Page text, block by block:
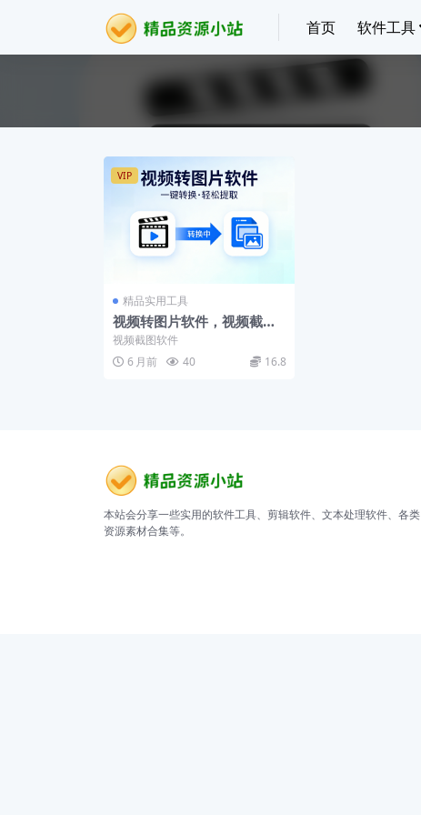
首页 软件工具
VIP
精品实用工具
视频转图片软件，视频截图
软件
视频截图软件
6 月前
40 16.8
本站会分享一些实用的软件工具、剪辑软件、文本处理软件、各类
资源素材合集等。